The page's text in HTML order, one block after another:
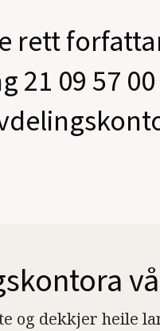
rett
21 09 57
og dekkjer heile